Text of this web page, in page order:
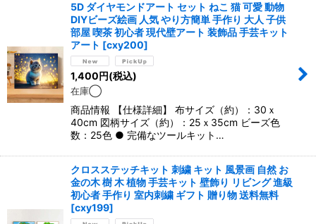
5D ダイヤモンドアート セット ねこ 猫 可愛 動物
DIYビーズ絵画 人気 やり方簡単 手作り 大人 子供
部屋 喫茶 初心者 現代壁アート 装飾品 手芸キット
アート [cxy200]
1,400円(税込)
在庫◯
商品情報 【仕様詳細】 布サイズ（約）：30ｘ
40cm 図柄サイズ（約）：25ｘ35cm ビーズ色
数：25色 ● 完備なツールキット…
クロスステッチキット 刺繍 キット 風景画 自然 お
金の木 樹 木 植物 手芸キット 壁飾り リビング 進級
初心者 手作り 室内刺繍 ギフト 贈り物 送料無料
[cxy199]